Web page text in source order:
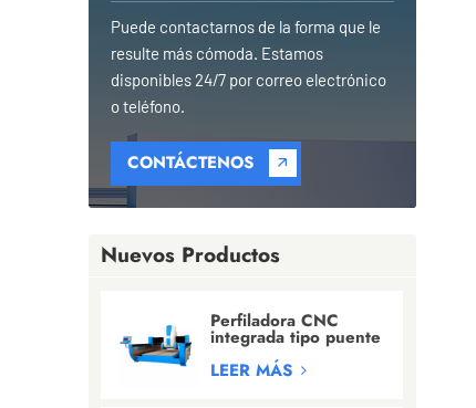
Puede contactarnos de la forma que le
resulte más cómoda. Estamos
disponibles 24/7 por correo electrónico
o teléfono.
CONTÁCTENOS
Nuevos Productos
Perfiladora CNC
integrada tipo puente
para
granito/mármol/cuarzo
LEER MÁS